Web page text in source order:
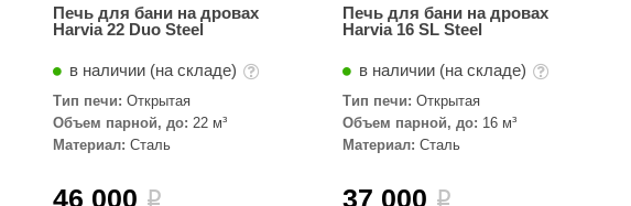
Aromawolke
Печь для бани на дровах
Harvia 22 Duo Steel
в наличии (на складе)
Тип печи: Открытая
Объем парной, до: 22 м³
Материал: Сталь
46 000 i
Печь для бани на дровах
Harvia 16 SL Steel
в наличии (на складе)
Тип печи: Открытая
Объем парной, до: 16 м³
Материал: Сталь
37 000 i